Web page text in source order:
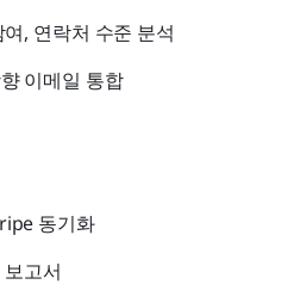
, 연락처 수준 분석
이메일 통합
동기화
고서